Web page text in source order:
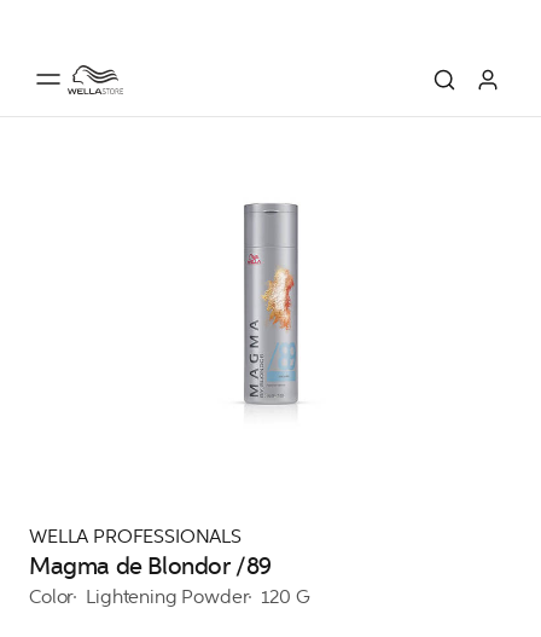
WELLA PROFESSIONALS
Magma de Blondor /89
Color Lightening Powder 120 G